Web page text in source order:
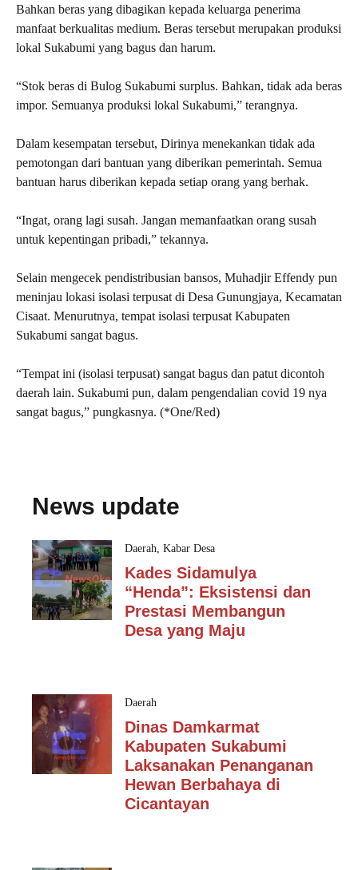
Bahkan beras yang dibagikan kepada keluarga penerima
manfaat berkualitas medium. Beras tersebut merupakan produksi
lokal Sukabumi yang bagus dan harum.
“Stok beras di Bulog Sukabumi surplus. Bahkan, tidak ada beras
impor. Semuanya produksi lokal Sukabumi,” terangnya.
Dalam kesempatan tersebut, Dirinya menekankan tidak ada
pemotongan dari bantuan yang diberikan pemerintah. Semua
bantuan harus diberikan kepada setiap orang yang berhak.
“Ingat, orang lagi susah. Jangan memanfaatkan orang susah
untuk kepentingan pribadi,” tekannya.
Selain mengecek pendistribusian bansos, Muhadjir Effendy pun
meninjau lokasi isolasi terpusat di Desa Gunungjaya, Kecamatan
Cisaat. Menurutnya, tempat isolasi terpusat Kabupaten
Sukabumi sangat bagus.
“Tempat ini (isolasi terpusat) sangat bagus dan patut dicontoh
daerah lain. Sukabumi pun, dalam pengendalian covid 19 nya
sangat bagus,” pungkasnya. (*One/Red)
News update
Daerah, Kabar Desa
Kades Sidamulya
“Henda”: Eksistensi dan
Prestasi Membangun
Desa yang Maju
Daerah
Dinas Damkarmat
Kabupaten Sukabumi
Laksanakan Penanganan
Hewan Berbahaya di
Cicantayan